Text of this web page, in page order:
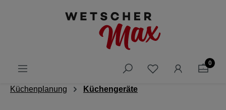
0
Küchenplanung Küchengeräte